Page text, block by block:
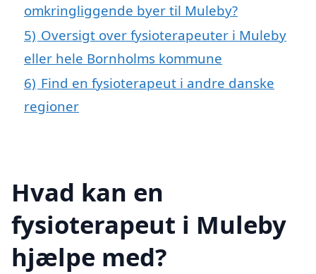
omkringliggende byer til Muleby?
5) Oversigt over fysioterapeuter i Muleby
eller hele Bornholms kommune
6) Find en fysioterapeut i andre danske
regioner
Hvad kan en
fysioterapeut i Muleby
hjælpe med?